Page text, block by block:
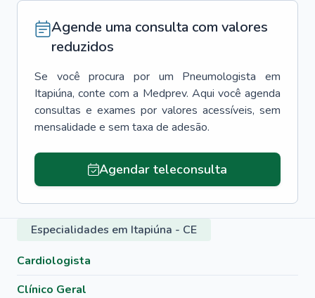
Agende uma consulta com valores
reduzidos
Se você procura por um Pneumologista
em
Itapiúna, conte com a Medprev. Aqui você agenda
consultas e exames por valores acessíveis, sem
mensalidade e sem taxa de adesão.
Agendar teleconsulta
Especialidades em Itapiúna - CE
Cardiologista
Clínico Geral